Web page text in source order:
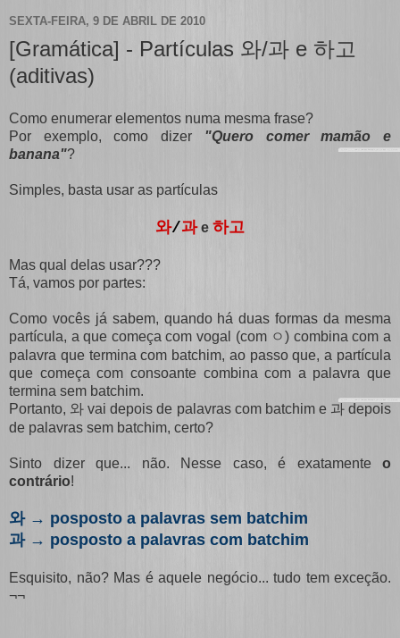
SEXTA-FEIRA, 9 DE ABRIL DE 2010
[Gramática] - Partículas 와/과 e 하고
(aditivas)
Como enumerar elementos numa mesma frase?
Por exemplo, como dizer "Quero comer mamão e
banana"?
Simples, basta usar as partículas
와/과e 하고
Mas qual delas usar???
Tá, vamos por partes:
Como vocês já sabem, quando há duas formas da mesma
partícula, a que começa com vogal (com ㅇ) combina com a
palavra que termina com batchim, ao passo que, a partícula
que começa com consoante combina com a palavra que
termina sem batchim.
Portanto, 와 vai depois de palavras com batchim e 과depois
de palavras sem batchim, certo?
Sinto dizer que... não. Nesse caso, é exatamente o
contrário!
와→ posposto a palavras sem batchim
과→ posposto a palavras com batchim
Esquisito, não? Mas é aquele negócio... tudo tem exceção.
¬¬